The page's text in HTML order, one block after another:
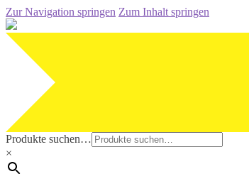
Zur Navigation springen Zum Inhalt springen
Produkte suchen…
×